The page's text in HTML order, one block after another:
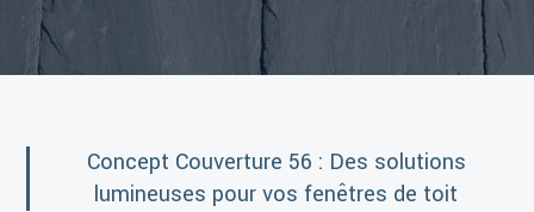
Concept Couverture 56 : Des solutions
lumineuses pour vos fenêtres de toit